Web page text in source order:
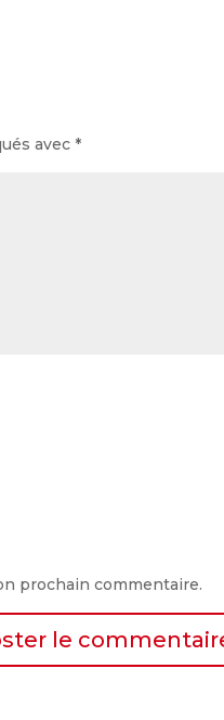
avec*
prochain commentaire.